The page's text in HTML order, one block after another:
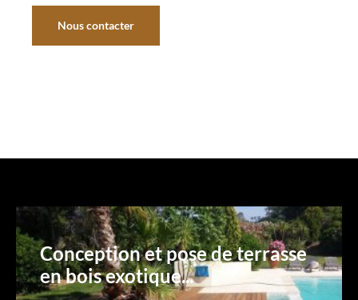
Nous contacter
Conception et pose de terrasse
en bois exotique...